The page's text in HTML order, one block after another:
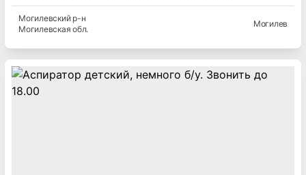
Могилевскийр-н
Могилевская обл.
Могилев